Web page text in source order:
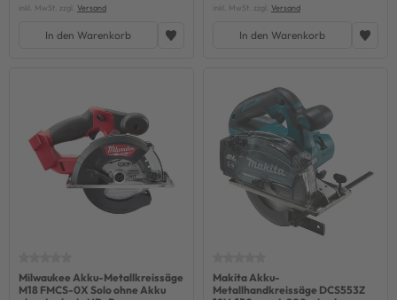
inkl. MwSt. zzgl. Versand
In den Warenkorb
inkl. MwSt. zzgl. Versand
In den Warenkorb
Milwaukee Akku-Metallkreissäge
M18 FMCS-0X Solo ohne Akku
Makita Akku-
Metallhandkreissäge DCS553Z